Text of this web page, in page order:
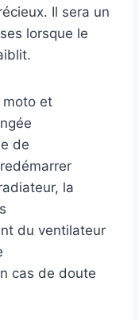
Il sera un
lorsque le
moto et
de
la
du ventilateur
cas de doute